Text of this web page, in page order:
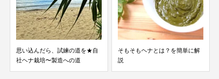
の道を★自
の道
そもそもヘナとは？を簡単に解
説
歯周病と抜け毛、薄毛